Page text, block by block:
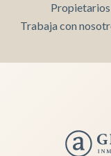
Propietarios
Trabaja con